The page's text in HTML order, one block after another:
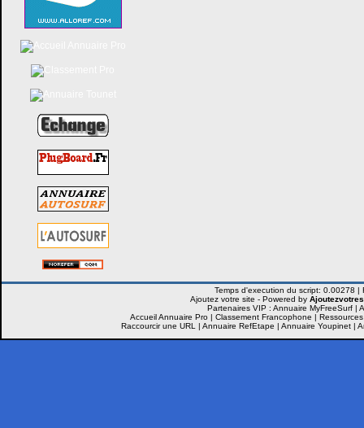
Ajoutez votre site - Powered by
Partenaires VIP : Annuaire MyFreeSurf|
Accueil Annuaire Pro| Classement Francophone |
Raccourcir une URL
| Annuaire RefEtape | Annuaire Youpinet |